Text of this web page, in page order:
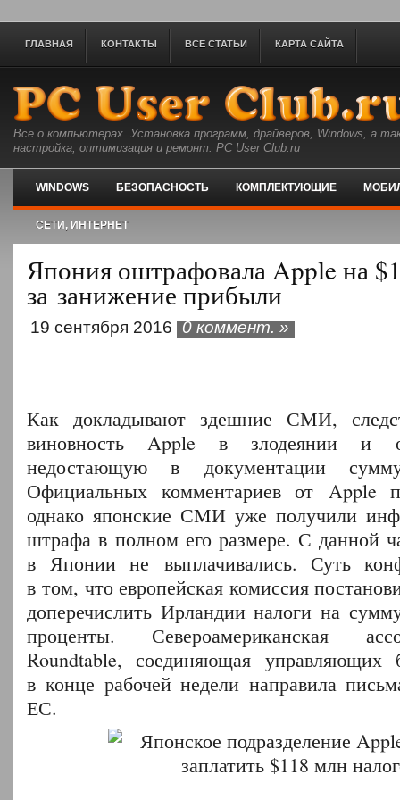
ГЛАВНАЯ КОНТАКТЫ ВСЕ СТАТЬИ КАРТА САЙТА
Все о компьютерах. Установка программ, драйверов, Windows, а
настройка, оптимизация и ремонт. PC User Club.ru
WINDOWS БЕЗОПАСНОСТЬ КОМПЛЕКТУЮЩИЕ
СЕТИ, ИНТЕРНЕТ
Япония оштрафовала Apple на
за занижение прибыли
19 сентября 2016 0 коммент. »
Как докладывают здешние СМИ,
виновность Apple в злодеянии и
недостающую в документации
Официальных комментариев от Apple
однако японские СМИ уже получили
штрафа в полном его размере. С данной
в Японии не выплачивались. Суть
в том, что европейская комиссия
доперечислить Ирландии налоги на
проценты. Североамериканская
Roundtable, соединяющая управляющих
в конце рабочей недели направила
ЕС.